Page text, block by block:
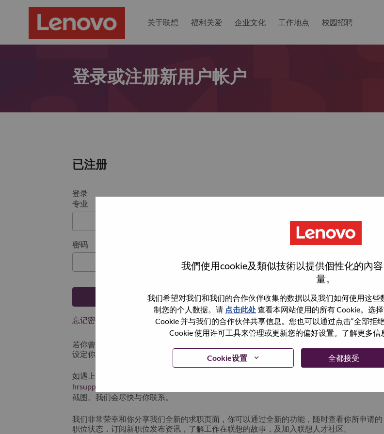
我們使用cookie及類似技術以提供個性化的內
量。
我们希望对我们和我们的合作伙伴收集的数据以及我们如何使用这
制您的个人数据。请 点击此处查看本网站使用的所有 Cookie。选
Cookie 并与我们的合作伙伴共享信息。您也可以通过点击“全部拒
Cookie 使用许可工具来管理或更新您的偏好设置。了解更多信
Cookie设置 全都接受
关于联想 福利关爱 企业文化 工作地点 校园招聘
登录或注册新用户帐户
已注册
登录
专业
密码
登陆
忘记密码了？
若你曾近期申请过我们的职位，你的电子邮箱将留存于系统中；你可以选择“忘记密码”重新
设定你的登入资料。
如遇上登录问题或无法注册为新用户时，请联系我们的人力资源团队
hrsupport@lenovo.com
截图。我们会尽快与你联系。
我们非常荣幸和你分享我们全新的求职页面，你可以通过全新的功能，随时查看你所申请的
职位状态，订阅新职位发布资讯，了解工作在联想的故事，及加入联想人才社区。